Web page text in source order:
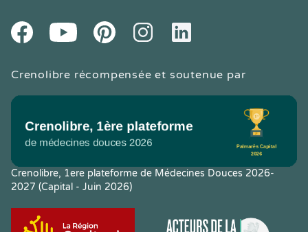
FacebookYoutube PinteresetInstagramLinkedIn
Crenolibre récompensée et soutenue par
Crenolibre, 1ere plateforme de Médecines Douces 2026-
2027 (Capital - Juin 2026)